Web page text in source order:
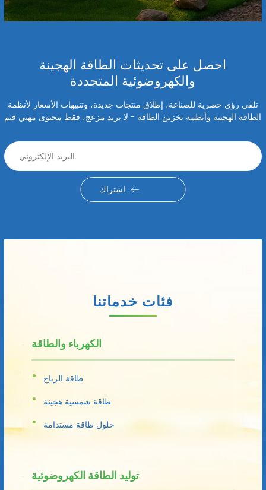
احصل على تحديثات الطاقة الهجينة
والكهروضوئية المتجددة
تلقى رؤى حصرية للصناعة، إطلاق منتجات جديدة، وتنبيهات الأسعار لأنظمة
الطاقة الهجينة وأنظمة تخزين الطاقة - لا بريد مزعج، فقط محتوى مهني قيم
اشتراك
فئات خدماتنا
الكهرباء والطاقة
طاقة الرياح
طاقة شمسية هجينة
حلول طاقة مستدامة
توليد الطاقة الكهروضوئية